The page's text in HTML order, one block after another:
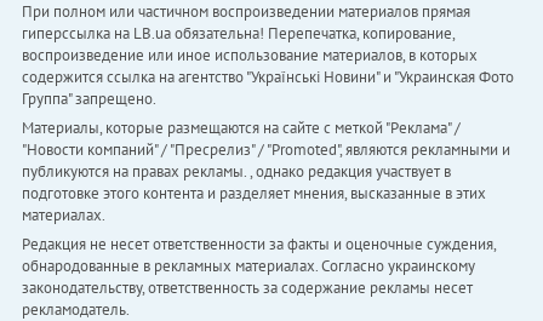
При полном или частичном воспроизведении материалов прямая
гиперссылка на LB.ua обязательна! Перепечатка, копирование,
воспроизведение или иное использование материалов, в которых
содержится ссылка на агентство "Українськi Новини" и "Украинская Фото
Группа" запрещено.
Материалы, которые размещаются на сайте с меткой "Реклама" /
"Новости компаний" / "Пресрелиз" / "Promoted", являются рекламными и
публикуются на правах рекламы. , однако редакция участвует в
подготовке этого контента и разделяет мнения, высказанные в этих
материалах.
Редакция не несет ответственности за факты и оценочные суждения,
обнародованные в рекламных материалах. Согласно украинскому
законодательству, ответственность за содержание рекламы несет
рекламодатель.